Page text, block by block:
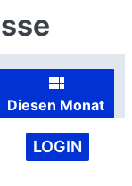
Diesen Monat
LOGIN